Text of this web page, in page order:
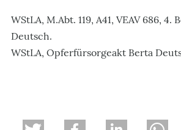
WStLA, M.Abt. 119, A41, VEAV 686, 4.
Deutsch.
WStLA, Opferfürsorgeakt Berta